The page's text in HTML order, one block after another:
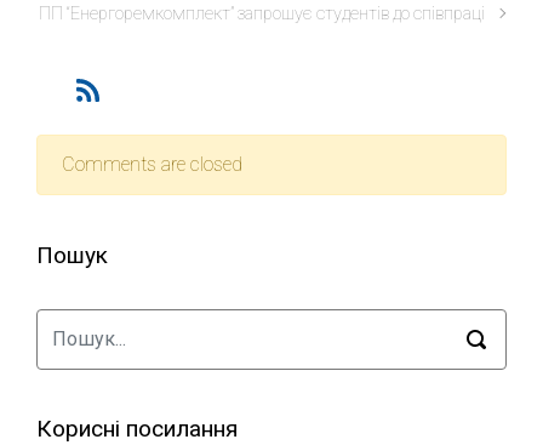
ПП “Енергоремкомплект” запрошує студентів до співпраці
Comments are closed
Пошук
Корисні посилання